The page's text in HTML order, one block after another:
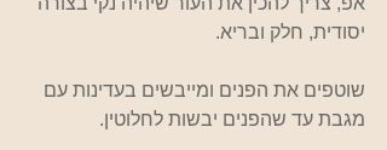
יסודית, חלק ובריא.
שוטפים את הפנים ומייבשים בעדינות עם
מגבת עד שהפנים יבשות לחלוטין.